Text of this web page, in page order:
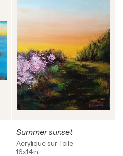
Summer sunset
Acrylique sur Toile
16x14in